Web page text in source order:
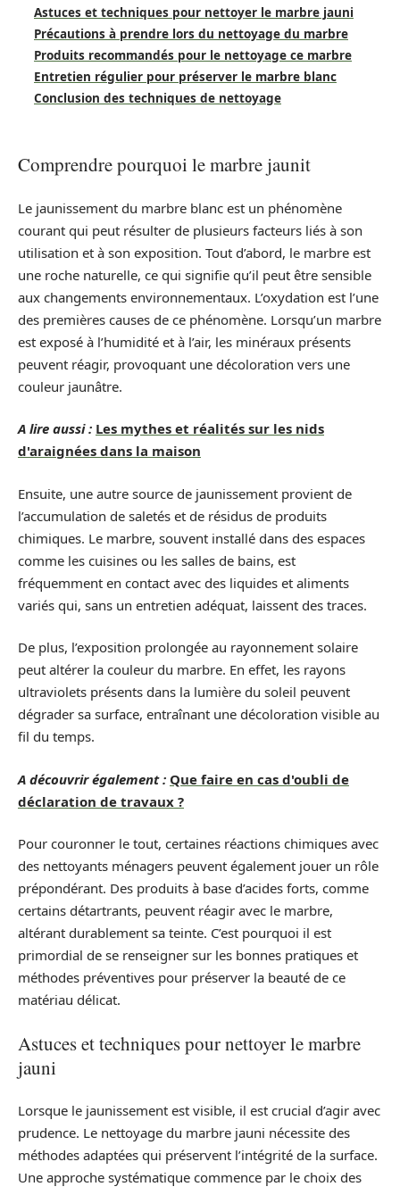
Astuces et techniques pour nettoyer le marbre jauni
Précautions à prendre lors du nettoyage du marbre
Produits recommandés pour le nettoyage ce marbre
Entretien régulier pour préserver le marbre blanc
Conclusion des techniques de nettoyage
Comprendre pourquoi le marbre jaunit
Le jaunissement du marbre blanc est un phénomène
courant qui peut résulter de plusieurs facteurs liés à son
utilisation et à son exposition. Tout d’abord, le marbre est
une roche naturelle, ce qui signifie qu’il peut être sensible
aux changements environnementaux. L’oxydation est l’une
des premières causes de ce phénomène. Lorsqu’un marbre
est exposé à l’humidité et à l’air, les minéraux présents
peuvent réagir, provoquant une décoloration vers une
couleur jaunâtre.
A lire aussi : Les mythes et réalités sur les nids
d'araignées dans la maison
Ensuite, une autre source de jaunissement provient de
l’accumulation de saletés et de résidus de produits
chimiques. Le marbre, souvent installé dans des espaces
comme les cuisines ou les salles de bains, est
fréquemment en contact avec des liquides et aliments
variés qui, sans un entretien adéquat, laissent des traces.
De plus, l’exposition prolongée au rayonnement solaire
peut altérer la couleur du marbre. En effet, les rayons
ultraviolets présents dans la lumière du soleil peuvent
dégrader sa surface, entraînant une décoloration visible au
fil du temps.
A découvrir également : Que faire en cas d'oubli de
déclaration de travaux ?
Pour couronner le tout, certaines réactions chimiques avec
des nettoyants ménagers peuvent également jouer un rôle
prépondérant. Des produits à base d’acides forts, comme
certains détartrants, peuvent réagir avec le marbre,
altérant durablement sa teinte. C’est pourquoi il est
primordial de se renseigner sur les bonnes pratiques et
méthodes préventives pour préserver la beauté de ce
matériau délicat.
Astuces et techniques pour nettoyer le marbre
jauni
Lorsque le jaunissement est visible, il est crucial d’agir avec
prudence. Le nettoyage du marbre jauni nécessite des
méthodes adaptées qui préservent l’intégrité de la surface.
Une approche systématique commence par le choix des